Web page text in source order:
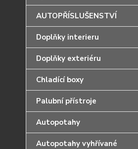
AUTOPŘÍSLUŠENSTVÍ
Doplňky interieru
Doplňky exteriéru
Chladící boxy
Palubní přístroje
Autopotahy
Autopotahy vyhřívané